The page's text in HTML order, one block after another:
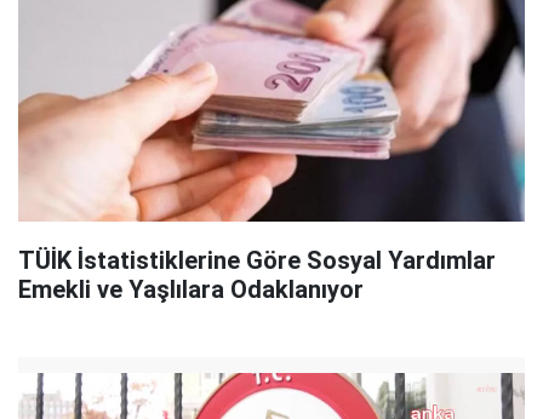
TÜİK İstatistiklerine Göre Sosyal Yardımlar
Emekli ve Yaşlılara Odaklanıyor